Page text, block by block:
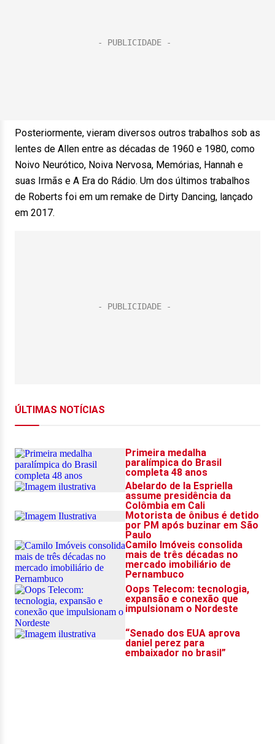
Posteriormente, vieram diversos outros trabalhos sob as
lentes de Allen entre as décadas de 1960 e 1980, como
Noivo Neurótico, Noiva Nervosa, Memórias, Hannah e
suas Irmãs e A Era do Rádio. Um dos últimos trabalhos
de Roberts foi em um remake de Dirty Dancing, lançado
em 2017.